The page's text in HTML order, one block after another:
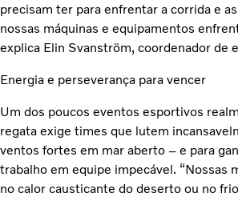
precisam ter para enfrentar a corrida e
nossas máquinas e equipamentos
explica Elin Svanström, coordenador de
Energia e perseverança para vencer
Um dos poucos eventos esportivos
regata exige times que lutem
ventos fortes em mar aberto – e para
trabalho em equipe impecável. “Nossas
no calor causticante do deserto ou no